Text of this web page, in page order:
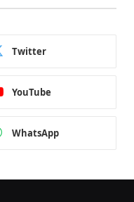
Twitter
YouTube
WhatsApp